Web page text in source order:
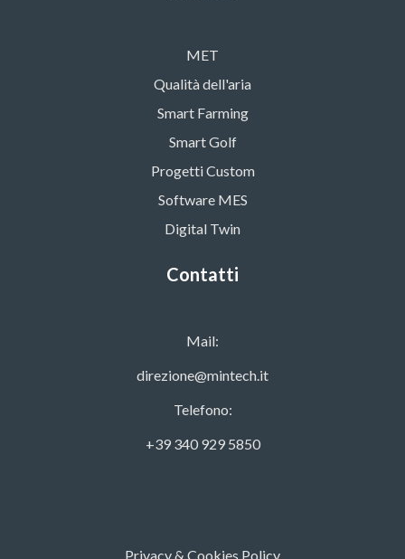
MET
Qualità dell'aria
Smart Farming
Smart Golf
Progetti Custom
Software MES
Digital Twin
Contatti
Mail:
direzione@mintech.it
Telefono:
+39 340 929 5850
Privacy & Cookies Policy